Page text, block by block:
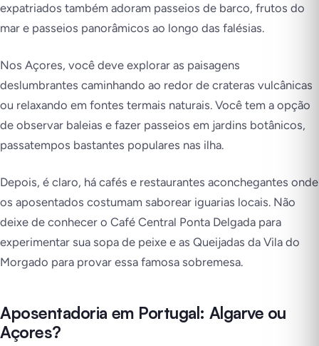
expatriados também adoram passeios de barco, frutos do
mar e passeios panorâmicos ao longo das falésias.
Nos Açores, você deve explorar as paisagens
deslumbrantes caminhando ao redor de crateras vulcânicas
ou relaxando em fontes termais naturais. Você tem a opção
de observar baleias e fazer passeios em jardins botânicos,
passatempos bastantes populares nas ilha.
Depois, é claro, há cafés e restaurantes aconchegantes onde
os aposentados costumam saborear iguarias locais. Não
deixe de conhecer o Café Central Ponta Delgada para
experimentar sua sopa de peixe e as Queijadas da Vila do
Morgado para provar essa famosa sobremesa.
Aposentadoria em Portugal: Algarve ou
Açores?